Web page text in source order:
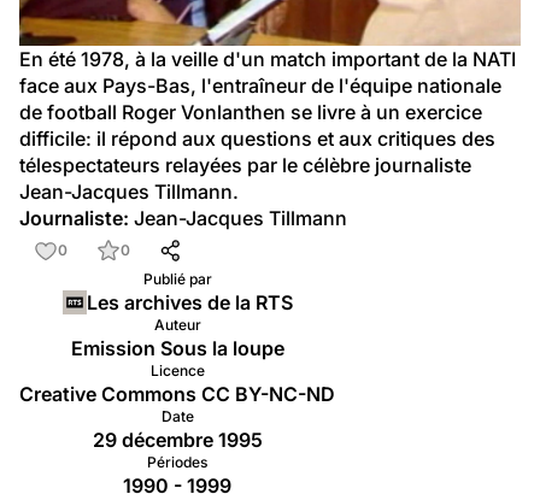
En été 1978, à la veille d'un match important de la NATI
face aux Pays-Bas, l'entraîneur de l'équipe nationale
de football Roger Vonlanthen se livre à un exercice
difficile: il répond aux questions et aux critiques des
télespectateurs relayées par le célèbre journaliste
Jean-Jacques Tillmann.
Journaliste: Jean-Jacques Tillmann
0
0
Publié par
Les archives de la RTS
Auteur
Emission Sous la loupe
Licence
Creative Commons CC BY-NC-ND
Date
29 décembre 1995
Périodes
1990 - 1999